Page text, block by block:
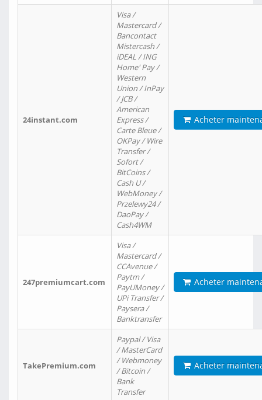
24instant.com
Visa /
Mastercard /
Bancontact
Mistercash /
iDEAL / ING
Home' Pay /
Western
Union / InPay
/ JCB /
American
Express /
Carte Bleue /
OKPay / Wire
Transfer /
Sofort /
BitCoins /
Cash U /
WebMoney /
Przelewy24 /
DaoPay /
Cash4WM
Acheter
247premiumcart.com
Visa /
Mastercard /
CCAvenue /
Paytm /
PayUMoney /
UPi Transfer /
Paysera /
Banktransfer
Acheter
TakePremium.com
Paypal / Visa
/ MasterCard
/ Webmoney
/ Bitcoin /
Bank
Transfer
Acheter